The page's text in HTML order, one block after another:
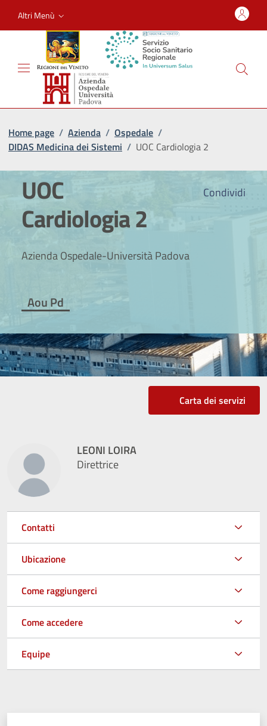
Altri Menù
Home page / Azienda / Ospedale /
DIDAS Medicina dei Sistemi / UOC Cardiologia 2
Condividi
UOC
Cardiologia 2
Azienda Ospedale-Università Padova
Aou Pd
Carta dei servizi
LEONI LOIRA
Direttrice
Contatti
Ubicazione
Come raggiungerci
Come accedere
Equipe